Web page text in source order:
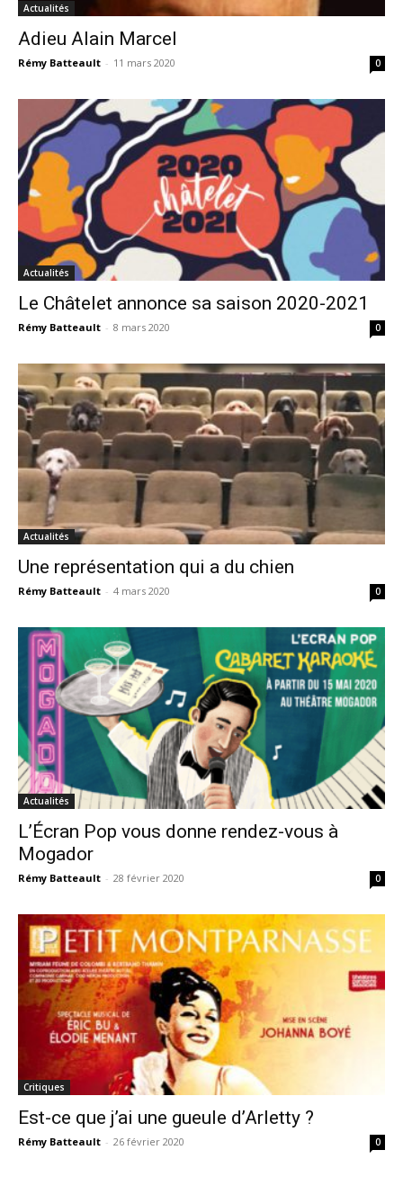
Actualités
Adieu Alain Marcel
Rémy Batteault - 11 mars 2020 0
Actualités
Le Châtelet annonce sa saison 2020-2021
Rémy Batteault - 8 mars 2020 0
Actualités
Une représentation qui a du chien
Rémy Batteault - 4 mars 2020 0
Actualités
L’Écran Pop vous donne rendez-vous à
Mogador
Rémy Batteault - 28 février 2020 0
Critiques
Est-ce que j’ai une gueule d’Arletty ?
Rémy Batteault - 26 février 2020 0